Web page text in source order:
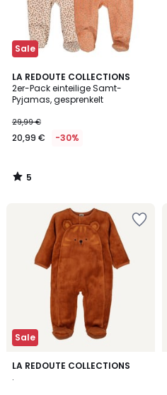
Sale
LA REDOUTE COLLECTIONS
2er-Pack einteilige Samt-
Pyjamas, gesprenkelt
29,99 €
20,99 € -30%
5
/
5
5
/
Sale
LA REDOUTE COLLECTIONS
.
4,4